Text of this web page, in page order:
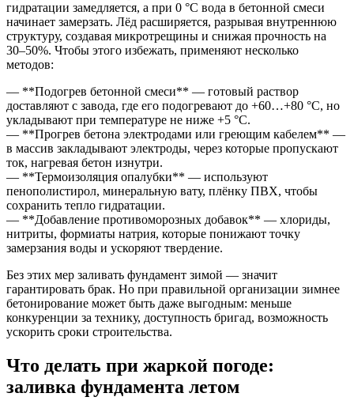
гидратации замедляется, а при 0 °C вода в бетонной смеси
начинает замерзать. Лёд расширяется, разрывая внутреннюю
структуру, создавая микротрещины и снижая прочность на
30–50%. Чтобы этого избежать, применяют несколько
методов:
— **Подогрев бетонной смеси** — готовый раствор
доставляют с завода, где его подогревают до +60…+80 °C, но
укладывают при температуре не ниже +5 °C.
— **Прогрев бетона электродами или греющим кабелем** —
в массив закладывают электроды, через которые пропускают
ток, нагревая бетон изнутри.
— **Термоизоляция опалубки** — используют
пенополистирол, минеральную вату, плёнку ПВХ, чтобы
сохранить тепло гидратации.
— **Добавление противоморозных добавок** — хлориды,
нитриты, формиаты натрия, которые понижают точку
замерзания воды и ускоряют твердение.
Без этих мер заливать фундамент зимой — значит
гарантировать брак. Но при правильной организации зимнее
бетонирование может быть даже выгодным: меньше
конкуренции за технику, доступность бригад, возможность
ускорить сроки строительства.
Что делать при жаркой погоде:
заливка фундамента летом